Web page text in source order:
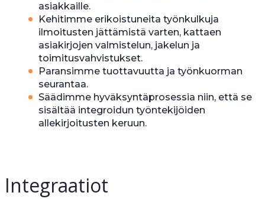
asiakkaille.
Kehitimme erikoistuneita työnkulkuja
ilmoitusten jättämistä varten, kattaen
asiakirjojen valmistelun, jakelun ja
toimitusvahvistukset.
Paransimme tuottavuutta ja työnkuorman
seurantaa.
Säädimme hyväksyntäprosessia niin, että se
sisältää integroidun työntekijöiden
allekirjoitusten keruun.
Integraatiot